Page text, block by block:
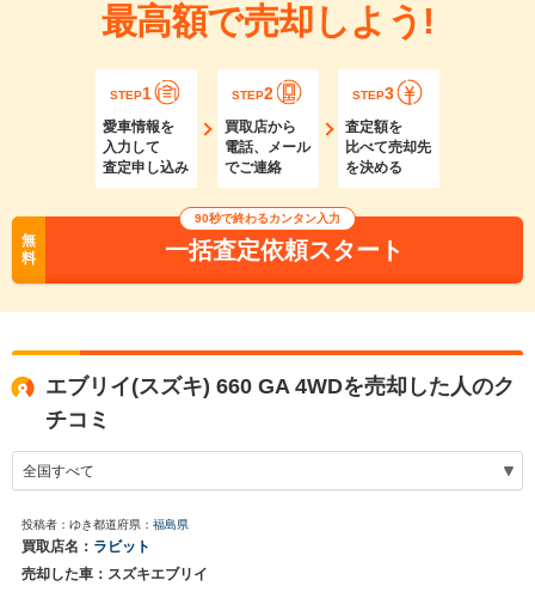
最高額で売却しよう!
STEP1
愛車情報を
入力して
査定申し込み
STEP2
買取店から
電話、メール
でご連絡
STEP3
査定額を
比べて売却先
を決める
無
料
90秒で終わるカンタン入力
一括査定依頼スタート
エブリイ(スズキ) 660 GA 4WDを売却した人のク
チコミ
投稿者：ゆき都道府県： 福島県
買取店名： ラビット
売却した車：スズキエブリイ